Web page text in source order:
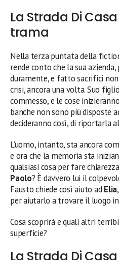
La Strada Di
trama
Nella terza puntata della
rende conto che la sua
duramente, e fatto sacrifici
crisi, ancora una volta. Suo figlio
commesso, e le cose
banche non sono più disposte
decideranno così, di riportarla
L’uomo, intanto, sta ancora
e ora che la memoria sta
qualsiasi cosa per fare
Paolo? È davvero lui il
Fausto chiede così aiuto adElia
per aiutarlo a trovare il luogo
Cosa scoprirà e quali altri
superficie?
La Strada Di